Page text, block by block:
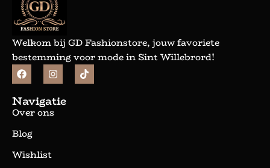
Welkom bij GD Fashionstore, jouw favoriete
bestemming voor mode in Sint Willebrord!
Navigatie
Over ons
Blog
Wishlist